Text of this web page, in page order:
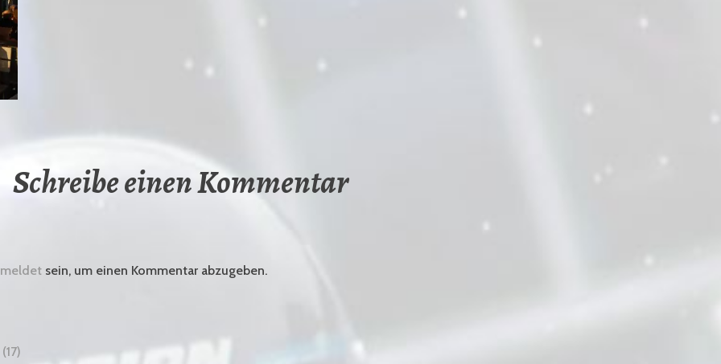
Schreibe einen Kommentar
sein, um einen Kommentar abzugeben.